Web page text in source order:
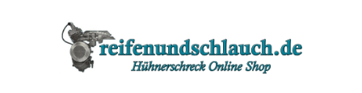
Zum Hauptinhalt springen